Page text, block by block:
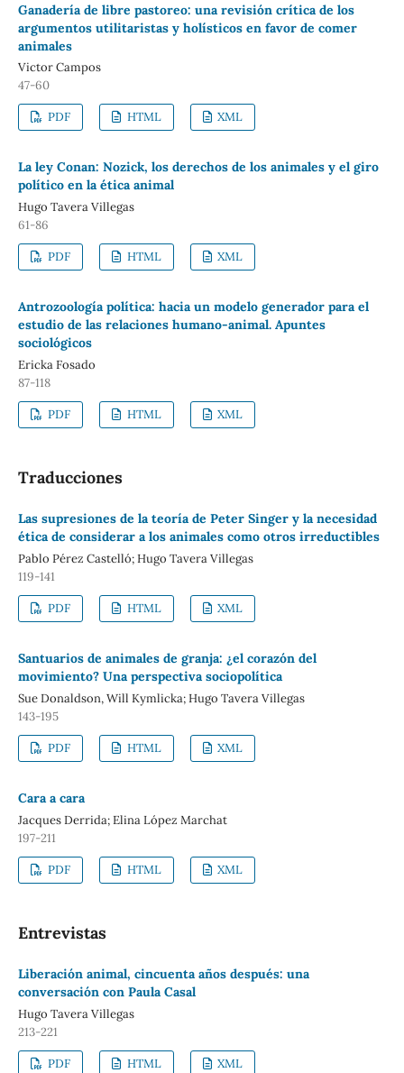
Ganadería de libre pastoreo: una revisión crítica de los
argumentos utilitaristas y holísticos en favor de comer
animales
Victor Campos
47-60
PDF HTML XML
La ley Conan: Nozick, los derechos de los animales y el giro
político en la ética animal
Hugo Tavera Villegas
61-86
PDF HTML XML
Antrozoología política: hacia un modelo generador para el
estudio de las relaciones humano-animal. Apuntes
sociológicos
Ericka Fosado
87-118
PDF HTML XML
Traducciones
Las supresiones de la teoría de Peter Singer y la necesidad
ética de considerar a los animales como otros irreductibles
Pablo Pérez Castelló; Hugo Tavera Villegas
119-141
PDF HTML XML
Santuarios de animales de granja: ¿el corazón del
movimiento? Una perspectiva sociopolítica
Sue Donaldson, Will Kymlicka; Hugo Tavera Villegas
143-195
PDF HTML XML
Cara a cara
Jacques Derrida; Elina López Marchat
197-211
PDF HTML XML
Entrevistas
Liberación animal, cincuenta años después: una
conversación con Paula Casal
Hugo Tavera Villegas
213-221
PDF HTML XML